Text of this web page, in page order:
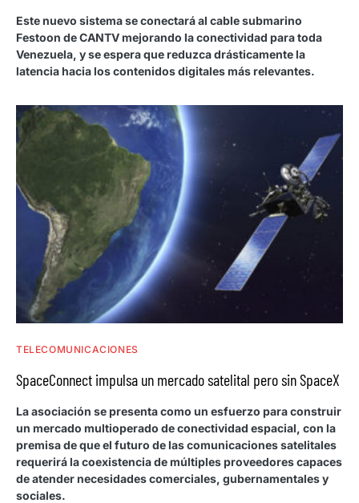
Este nuevo sistema se conectará al cable submarino
Festoon de CANTV mejorando la conectividad para toda
Venezuela, y se espera que reduzca drásticamente la
latencia hacia los contenidos digitales más relevantes.
TELECOMUNICACIONES
SpaceConnect impulsa un mercado satelital pero sin SpaceX
La asociación se presenta como un esfuerzo para construir
un mercado multioperado de conectividad espacial, con la
premisa de que el futuro de las comunicaciones satelitales
requerirá la coexistencia de múltiples proveedores capaces
de atender necesidades comerciales, gubernamentales y
sociales.